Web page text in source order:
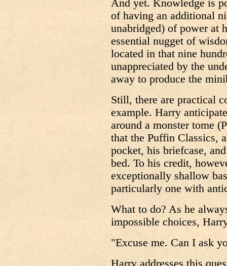
And yet. Knowledge is
of having an additional
unabridged) of power at
essential nugget of
located in that nine
unappreciated by the
away to produce the
Still, there are practical
example. Harry
around a monster tome
that the Puffin Classics,
pocket, his briefcase,
bed. To his credit,
exceptionally shallow
particularly one with
What to do? As he
impossible choices,
"Excuse me. Can I ask
Harry addresses this